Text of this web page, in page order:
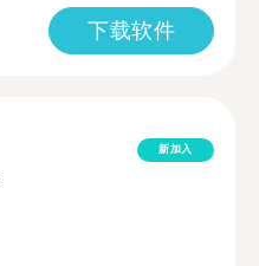
下载软件
新加入